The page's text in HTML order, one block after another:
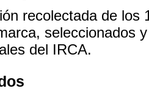
recolectada de los
seleccionados
del IRCA.